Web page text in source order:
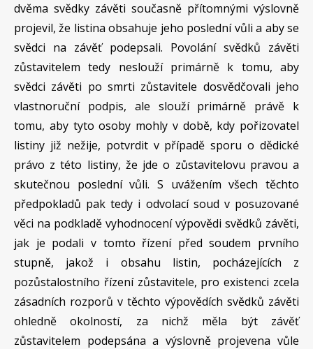
dvěma svědky závěti současně přítomnými výslovně
projevil, že listina obsahuje jeho poslední vůli a aby se
svědci na závěť podepsali. Povolání svědků závěti
zůstavitelem tedy neslouží primárně k tomu, aby
svědci závěti po smrti zůstavitele dosvědčovali jeho
vlastnoruční podpis, ale slouží primárně právě k
tomu, aby tyto osoby mohly v době, kdy pořizovatel
listiny již nežije, potvrdit v případě sporu o dědické
právo z této listiny, že jde o zůstavitelovu pravou a
skutečnou poslední vůli. S uvážením všech těchto
předpokladů pak tedy i odvolací soud v posuzované
věci na podkladě vyhodnocení výpovědi svědků závěti,
jak je podali v tomto řízení před soudem prvního
stupně, jakož i obsahu listin, pocházejících z
pozůstalostního řízení zůstavitele, pro existenci zcela
zásadních rozporů v těchto výpovědích svědků závěti
ohledně okolností, za nichž měla být závěť
zůstavitelem podepsána a výslovně projevena vůle